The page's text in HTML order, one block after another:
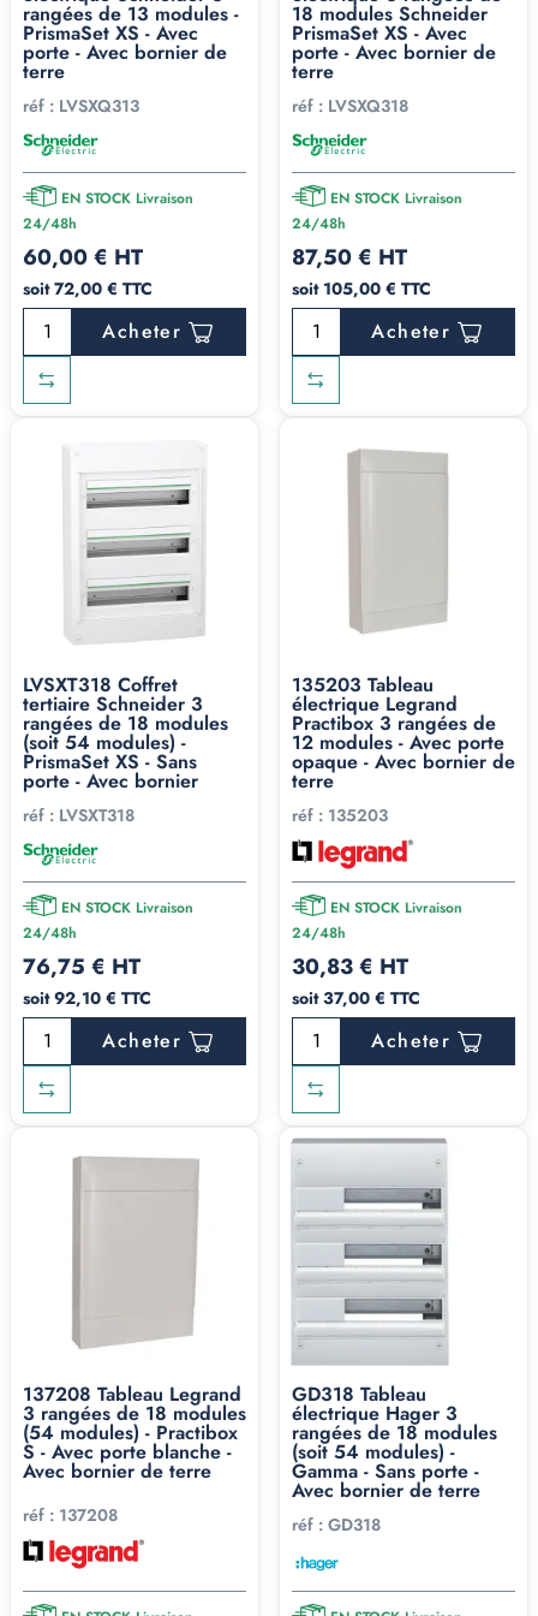
le matériel. Sans parler de la coupure de courant pendant
l'opération.
Autrement dit : 30€ d'économie à l'achat peuvent coûter
400€ trois ans plus tard. Le surdimensionnement n'est pas
une dépense, c'est une assurance.
Saillie, encastré,
étanche : à chaque
chantier sa solution
Le montage en saillie
Le coffret se fixe au mur, câbles par le haut, le bas ou le
fond. C'est le standard en rénovation, en remplacement
de tableau vétuste, en local technique. Toutes nos gammes
3 rangées existent en saillie.
L'encastré, pour un tableau
discret
Quand le tableau doit disparaître dans le mur (logement
neuf soigné, hall d'entrée, pièce de vie), on passe sur un
coffret encastré. Attention, ce sont desmodèles
spécifiques, différents des coffrets saillie : il en existe
pour l' encastrement en cloison sèche (placo)
griffes de serrage qui pincent la plaque, et d'autres pour
lescellement en maçonnerie (brique plâtrière,
parpaing), à noyer dans la cloison. On ne mélange pas
les deux, le support détermine le modèle.
L'étanche IP65 pour les
tableaux extérieurs
Garage humide, atelier, exploitation agricole, local
technique non chauffé, extérieur abrité : dès qu'on quitte
le sec et tempéré, on passe sur un indice de protection
IP44 minimum (norme NF C 15-100). En coffret 3 rangées
étanche, on commercialise le
Kaedra Schneider(3x12 et
Plexo³ Legrand(3x12 et 3x18, embouts à
perforation directe ou pré-perçage presse étoupe pour
Gewiss 40 CDK(3x12 et 3x18). Joint
périmétrique, IK09, porte à clé sur certains modèles.
Les gammes que nous
proposons en 3 rangées
Schneider Electric : Resi9
Mini Pragma, Easy9,
PrismaSet XS
rangées de 13 modules -
PrismaSet XS - Avec
porte - Avec bornier de
terre
réf : LVSXQ313
EN STOCK Livraison
24/48h
60,00 € HT
soit 72,00 € TTC
Acheter
18 modules Schneider
PrismaSet XS - Avec
porte - Avec bornier de
terre
réf : LVSXQ318
EN STOCK Livraison
24/48h
87,50 € HT
soit 105,00 € TTC
Acheter
LVSXT318 Coffret
tertiaire Schneider 3
rangées de 18 modules
(soit 54 modules) -
PrismaSet XS - Sans
porte - Avec bornier
réf : LVSXT318
EN STOCK Livraison
24/48h
76,75 € HT
soit 92,10 € TTC
Acheter
135203 Tableau
électrique Legrand
Practibox 3 rangées de
12 modules - Avec porte
opaque - Avec bornier de
terre
réf : 135203
EN STOCK Livraison
24/48h
30,83 € HT
soit 37,00 € TTC
Acheter
137208 Tableau Legrand
3 rangées de 18 modules
(54 modules) - Practibox
S - Avec porte blanche -
Avec bornier de terre
réf : 137208
GD318 Tableau
électrique Hager 3
rangées de 18 modules
(soit 54 modules) -
Gamma - Sans porte -
Avec bornier de terre
réf : GD318